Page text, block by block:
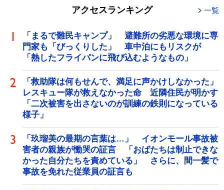
アクセスランキング 一覧
「まるで難民キャンプ」 避難所の劣悪な環境に専
門家も「びっくりした」 車中泊にもリスクが
「熱したフライパンに飛び込むようなもの」
「救助隊は何もせんで、満足に声かけしなかった」
レスキュー隊が救えなかった命 近隣住民が明かす
「二次被害を出さないのが訓練の鉄則になっている
様子」
「玖瑠美の最期の言葉は…」 イオンモール事故被
害者の親族が慟哭の証言 「おばたちは制止できな
かった自分たちを責めている」 さらに、間一髪で
事故を免れた従業員の証言も